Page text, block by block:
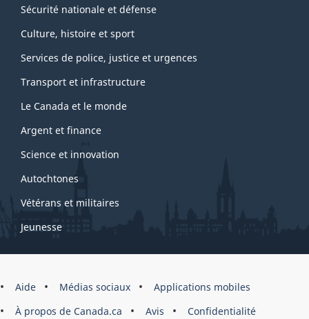
Sécurité nationale et défense
Culture, histoire et sport
Services de police, justice et urgences
Transport et infrastructure
Le Canada et le monde
Argent et finance
Science et innovation
Autochtones
Vétérans et militaires
Jeunesse
Marque
du
Aide Médias sociaux
Applications mobiles
À propos de Canada.ca
Avis Confidentialité